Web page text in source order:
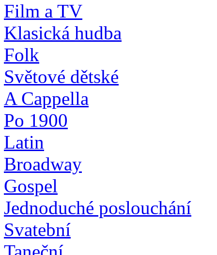
Film a TV
Klasická hudba
Folk
Světové dětské
A Cappella
Po 1900
Latin
Broadway
Gospel
Jednoduché poslouchání
Svatební